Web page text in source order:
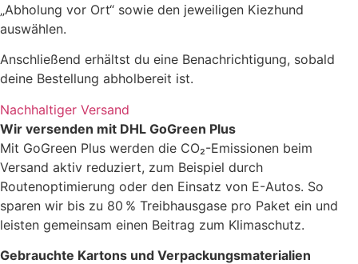
„Abholung vor Ort“ sowie den jeweiligen Kiezhund
auswählen.
Anschließend erhältst du eine Benachrichtigung, sobald
deine Bestellung abholbereit ist.
Nachhaltiger Versand
Wir versenden mit DHL GoGreen Plus
Mit GoGreen Plus werden die CO₂-Emissionen beim
Versand aktiv reduziert, zum Beispiel durch
Routenoptimierung oder den Einsatz von E-Autos. So
sparen wir bis zu 80 % Treibhausgase pro Paket ein und
leisten gemeinsam einen Beitrag zum Klimaschutz.
Gebrauchte Kartons und Verpackungsmaterialien